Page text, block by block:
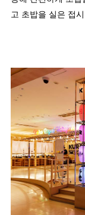
고 초밥을 실은 접